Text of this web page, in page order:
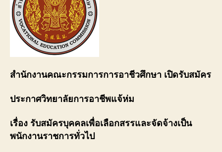
สำนักงานคณะกรรมการการอาชีวศึกษา เปิดรับสมัคร
ประกาศวิทยาลัยการอาชีพแจ้ห่ม
เรื่อง รับสมัครบุคคลเพื่อเลือกสรรและจัดจ้างเป็น
พนักงานราชการทั่วไป